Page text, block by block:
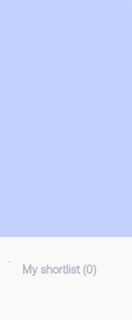
My shortlist (0)